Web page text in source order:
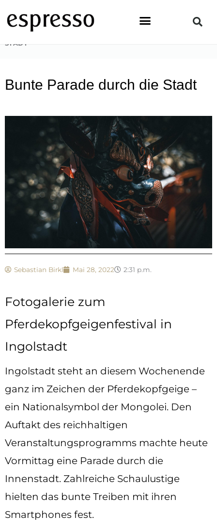
Inhalt
springen
STARTSEITE
STADT
Bunte Parade durch die Stadt
Sebastian Birkl Mai 28, 2022 2:31 p.m.
Fotogalerie zum
Pferdekopfgeigenfestival in
Ingolstadt
Ingolstadt steht an diesem Wochenende
ganz im Zeichen der Pferdekopfgeige –
ein Nationalsymbol der Mongolei. Den
Auftakt des reichhaltigen
Veranstaltungsprogramms machte heute
Vormittag eine Parade durch die
Innenstadt. Zahlreiche Schaulustige
hielten das bunte Treiben mit ihren
Smartphones fest.